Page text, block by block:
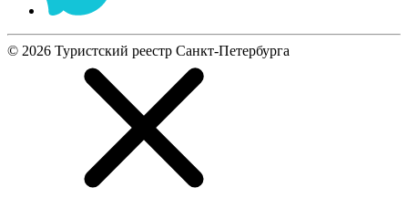
© 2026 Туристский реестр Санкт-Петербурга